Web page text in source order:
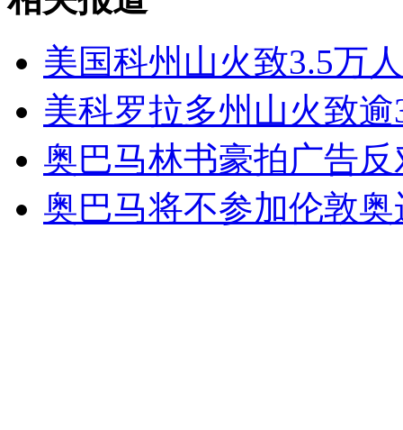
女孩北京地铁殴打老人 痛下狠手拳打脚踢
无痛分娩是否安全 医生回应
外交部：反对强权政治霸凌主义
美国科州山火致3.5万
美科罗拉多州山火致
奥巴马林书豪拍广告
奥巴马将不参加伦敦